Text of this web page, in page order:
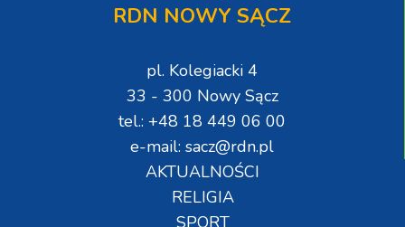
RDN NOWY SĄCZ
pl. Kolegiacki 4
33 - 300 Nowy Sącz
tel.: +48 18 449 06 00
e-mail: sacz@rdn.pl
AKTUALNOŚCI
RELIGIA
SPORT